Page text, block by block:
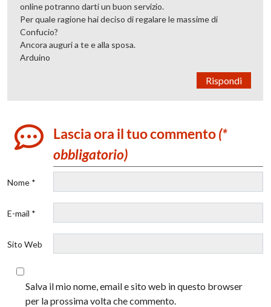
online potranno darti un buon servizio.
Per quale ragione hai deciso di regalare le massime di
Confucio?
Ancora auguri a te e alla sposa.
Arduino
Rispondi
Lascia ora il tuo commento(*
obbligatorio)
Nome *
E-mail *
Sito Web
Salva il mio nome, email e sito web in questo browser
per la prossima volta che commento.